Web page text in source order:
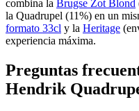
combina la Brugse Zot Blond
la Quadrupel (11%) en un
formato 33cl y la Heritage
experiencia máxima.
Preguntas
Hendrik